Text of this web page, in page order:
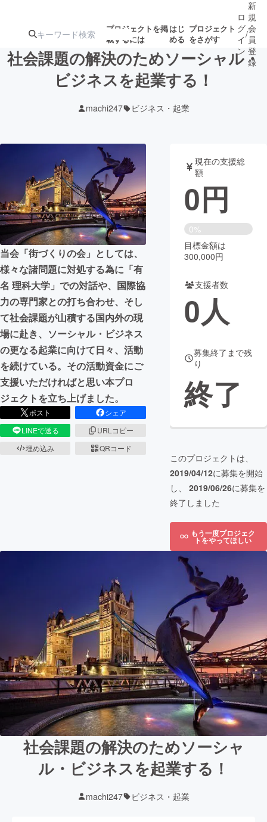
プロジェクトを掲
載するには
はじ
める
プロジェクト
をさがす
ジェクト
募集終了が近いプ
ロジェクト
アート・写真 音楽
テクノロジー・ガジェット ゲーム・サ
映像・映画 書籍・雑誌
ビジネス・起業 チャレンジ
まちづくり・地域活性化
CAMPFIRE for Social Good
CAMPFIRE Creation
CAMPFIREふるさと納税machi-ya
ロ
グ
イ
ン
/
新
規
会
員
登
録
社会課題の解決のためソーシャル・
ビジネスを起業する！
machi247 ビジネス・起業
当会「街づくりの会」としては、
様々な諸問題に対処する為に「有
名 理科大学」での対話や、国際協
力の専門家との打ち合わせ、そし
て社会課題が山積する国内外の現
場に赴き、ソーシャル・ビジネス
の更なる起業に向けて日々、活動
を続けている。その活動資金にご
支援いただければと思い本プロ
ジェクトを立ち上げました。
ポスト
シェア
LINEで送る
URLコピー
埋め込み
QRコード
現在の支援総
額
0円
0%
目標金額は
300,000円
支援者数
0人
募集終了まで残
り
終了
このプロジェクトは、
2019/04/12に募集を開始
し、 2019/06/26に募集を
終了しました
もう一度プロジェク
トをやってほしい
社会課題の解決のためソーシャ
ル・ビジネスを起業する！
machi247 ビジネス・起業